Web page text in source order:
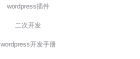
wordpress插件
二次开发
wordpress开发手册